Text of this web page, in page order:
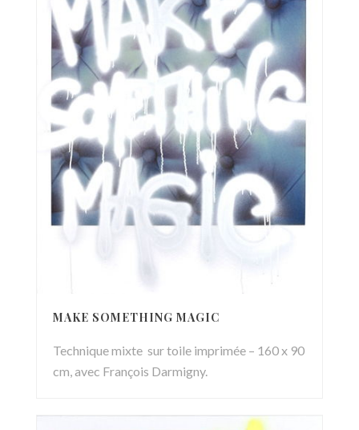
MAKE SOMETHING MAGIC
Technique mixte sur toile imprimée – 160 x 90
cm, avec François Darmigny.